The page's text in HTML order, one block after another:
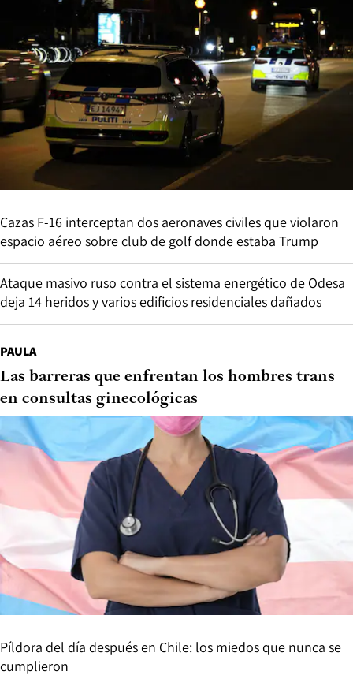
Cazas F-16 interceptan dos aeronaves civiles que violaron
espacio aéreo sobre club de golf donde estaba Trump
Ataque masivo ruso contra el sistema energético de Odesa
deja 14 heridos y varios edificios residenciales dañados
PAULA
Las barreras que enfrentan los hombres trans
en consultas ginecológicas
Píldora del día después en Chile: los miedos que nunca se
cumplieron